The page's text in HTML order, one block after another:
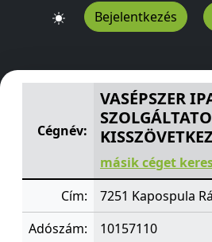
Bejelentkezés
VASÉPSZER IPARI ÉS
Cégnév:
VASÉPSZER
SZOLGÁLTATO
másik céget
Cím:
7251 Kapospula
Adószám:
10157110